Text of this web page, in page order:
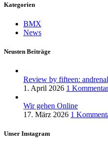
Kategorien
BMX
News
Neusten Beiträge
Review by fifteen:
1. April 2026 1 Kommentar
Wir gehen Online
17. März 2026 1
Unser Instagram